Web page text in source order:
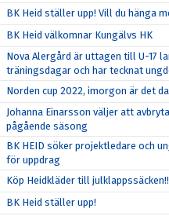
BK Heid ställer upp! Vill du hänga
BK Heid välkomnar Kungälvs HK
Nova Alergård är uttagen till U-17
träningsdagar och har tecknat
Norden cup 2022, imorgon är det
Johanna Einarsson väljer att
pågående säsong
BK HEID söker projektledare och
för uppdrag
Köp Heidkläder till julklappssäcken!!
BK Heid ställer upp!